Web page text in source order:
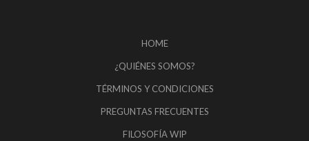
HOME
¿QUIÉNES SOMOS?
TÉRMINOS Y CONDICIONES
PREGUNTAS FRECUENTES
FILOSOFÍA WIP